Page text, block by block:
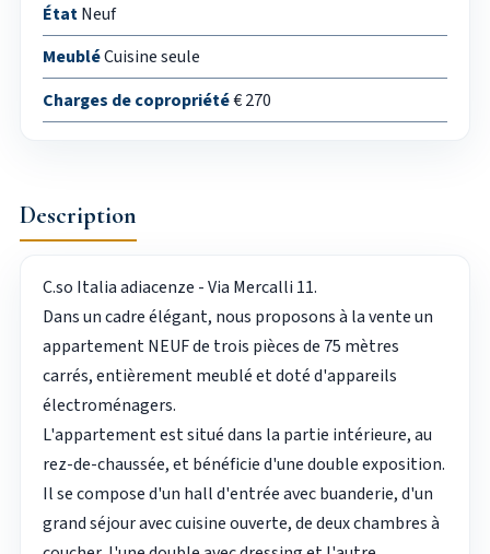
ÉtatNeuf
MeubléCuisine seule
Charges de copropriété€ 270
Description
C.so Italia adiacenze - Via Mercalli 11.
Dans un cadre élégant, nous proposons à la vente un
appartement NEUF de trois pièces de 75 mètres
carrés, entièrement meublé et doté d'appareils
électroménagers.
L'appartement est situé dans la partie intérieure, au
rez-de-chaussée, et bénéficie d'une double exposition.
Il se compose d'un hall d'entrée avec buanderie, d'un
grand séjour avec cuisine ouverte, de deux chambres à